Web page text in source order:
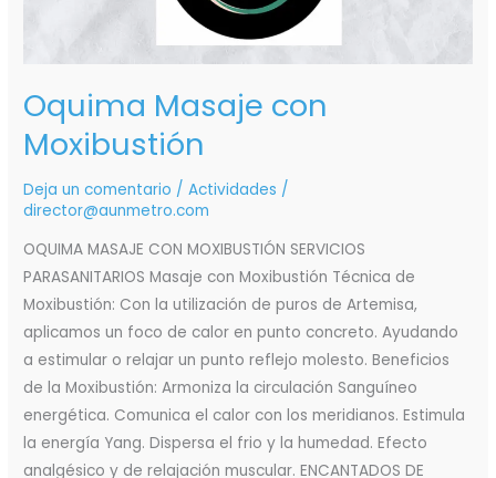
Oquima Masaje con
Moxibustión
Deja un comentario /Actividades /
director@aunmetro.com
OQUIMA MASAJE CON MOXIBUSTIÓN SERVICIOS
PARASANITARIOS Masaje con Moxibustión Técnica de
Moxibustión: Con la utilización de puros de Artemisa,
aplicamos un foco de calor en punto concreto. Ayudando
a estimular o relajar un punto reflejo molesto. Beneficios
de la Moxibustión: Armoniza la circulación Sanguíneo
energética. Comunica el calor con los meridianos. Estimula
la energía Yang. Dispersa el frio y la humedad. Efecto
analgésico y de relajación muscular. ENCANTADOS DE